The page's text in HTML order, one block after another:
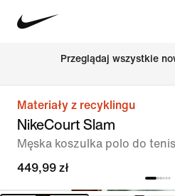
Przeglądaj wszystkie
Materiały z recyklingu
NikeCourt Slam
Męska koszulka polo do
449,99 zł